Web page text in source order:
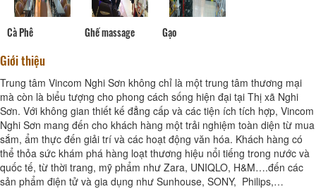
Cà Phê Ghế massage Gạo
Giới thiệu
Trung tâm Vincom Nghi Sơn không chỉ là một trung tâm thương mại
mà còn là biểu tượng cho phong cách sống hiện đại tại Thị xã Nghi
Sơn. Với không gian thiết kế đẳng cấp và các tiện ích tích hợp, Vincom
Nghi Sơn mang đến cho khách hàng một trải nghiệm toàn diện từ mua
sắm, ẩm thực đến giải trí và các hoạt động văn hóa. Khách hàng có
thể thỏa sức khám phá hàng loạt thương hiệu nổi tiếng trong nước và
quốc tế, từ thời trang, mỹ phẩm như Zara, UNIQLO, H&M….đến các
sản phẩm điện tử và gia dụng như Sunhouse, SONY, Philips,…